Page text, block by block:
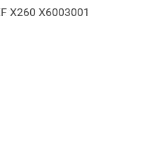
X260 X6003001